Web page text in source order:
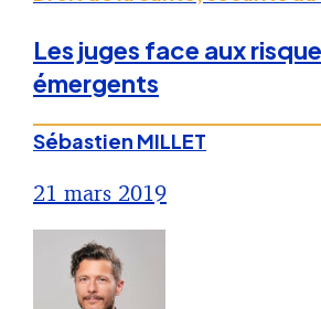
Les juges face aux
émergents
Sébastien MILLET
21 mars 2019